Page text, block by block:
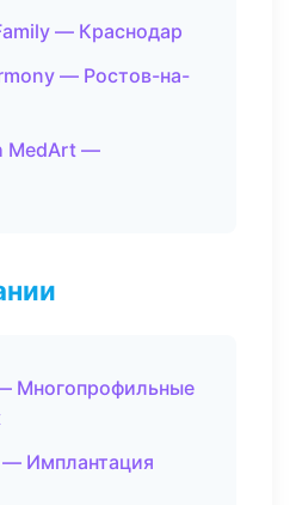
— Краснодар
— Ростов-на-
MedArt —
Многопрофильные
Имплантация